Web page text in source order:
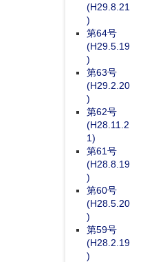
(H29.8.21
)
第64号
(H29.5.19
)
第63号
(H29.2.20
)
第62号
(H28.11.2
1)
第61号
(H28.8.19
)
第60号
(H28.5.20
)
第59号
(H28.2.19
)